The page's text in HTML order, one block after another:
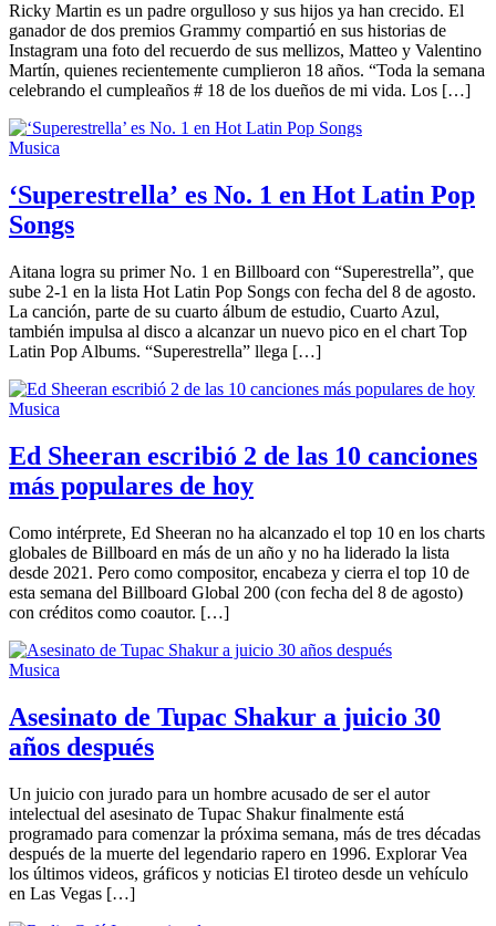
Ricky Martin es un padre orgulloso y sus hijos ya han crecido. El
ganador de dos premios Grammy compartió en sus historias de
Instagram una foto del recuerdo de sus mellizos, Matteo y Valentino
Martín, quienes recientemente cumplieron 18 años. “Toda la semana
celebrando el cumpleaños # 18 de los dueños de mi vida. Los […]
Musica
‘Superestrella’ es No. 1 en Hot Latin Pop
Songs
Aitana logra su primer No. 1 en Billboard con “Superestrella”, que
sube 2-1 en la lista Hot Latin Pop Songs con fecha del 8 de agosto.
La canción, parte de su cuarto álbum de estudio, Cuarto Azul,
también impulsa al disco a alcanzar un nuevo pico en el chart Top
Latin Pop Albums. “Superestrella” llega […]
Musica
Ed Sheeran escribió 2 de las 10 canciones
más populares de hoy
Como intérprete, Ed Sheeran no ha alcanzado el top 10 en los charts
globales de Billboard en más de un año y no ha liderado la lista
desde 2021. Pero como compositor, encabeza y cierra el top 10 de
esta semana del Billboard Global 200 (con fecha del 8 de agosto)
con créditos como coautor. […]
Musica
Asesinato de Tupac Shakur a juicio 30
años después
Un juicio con jurado para un hombre acusado de ser el autor
intelectual del asesinato de Tupac Shakur finalmente está
programado para comenzar la próxima semana, más de tres décadas
después de la muerte del legendario rapero en 1996. Explorar Vea
los últimos videos, gráficos y noticias El tiroteo desde un vehículo
en Las Vegas […]